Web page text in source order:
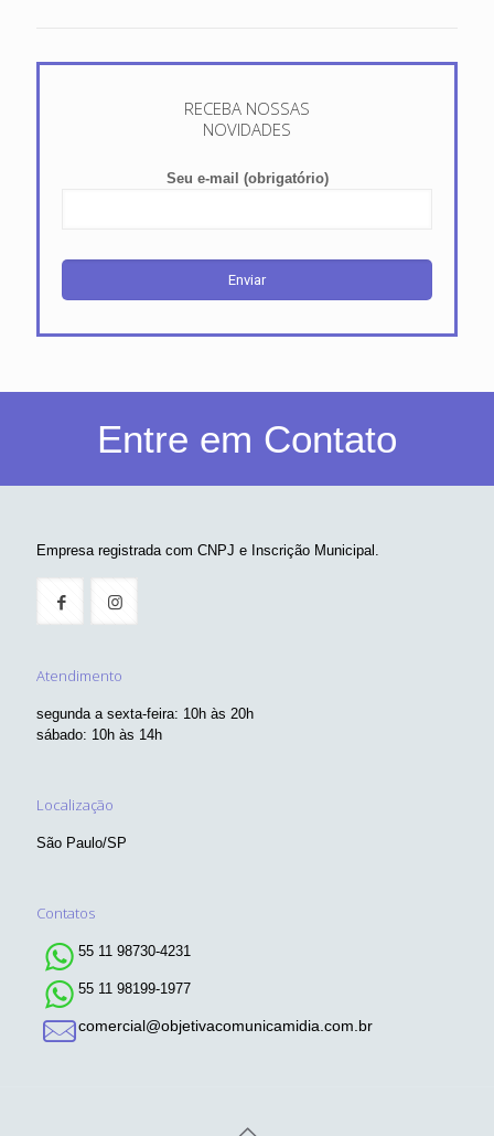
RECEBA NOSSAS
NOVIDADES
Seu e-mail (obrigatório)
Entre em Contato
Empresa registrada com CNPJ e Inscrição Municipal.
Atendimento
segunda a sexta-feira: 10h às 20h
sábado: 10h às 14h
Localização
São Paulo/SP
Contatos
55 11 98730-4231
55 11 98199-1977
comercial@objetivacomunicamidia.com.br